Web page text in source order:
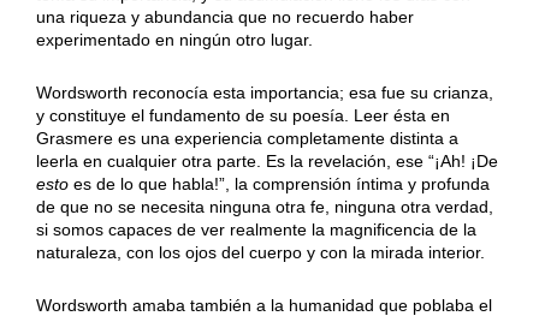
una riqueza y abundancia que no recuerdo haber
experimentado en ningún otro lugar.
Wordsworth reconocía esta importancia; esa fue su crianza,
y constituye el fundamento de su poesía. Leer ésta en
Grasmere es una experiencia completamente distinta a
leerla en cualquier otra parte. Es la revelación, ese “¡Ah! ¡De
estoes de lo que habla!”, la comprensión íntima y profunda
de que no se necesita ninguna otra fe, ninguna otra verdad,
si somos capaces de ver realmente la magnificencia de la
naturaleza, con los ojos del cuerpo y con la mirada interior.
Wordsworth amaba también a la humanidad que poblaba el